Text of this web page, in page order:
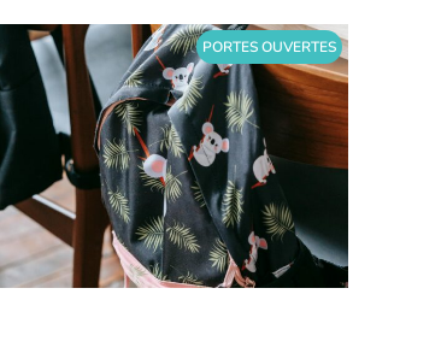
PORTES OUVERTES